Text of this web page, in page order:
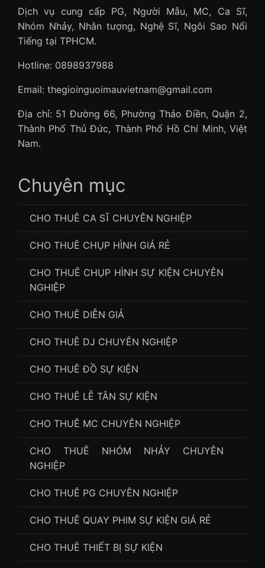
Dịch vụ cung cấp PG, Người Mẫu, MC, Ca Sĩ,
Nhóm Nhảy, Nhân tượng, Nghệ Sĩ, Ngôi Sao Nổi
Tiếng tại TPHCM.
Hotline: 0898937988
Email: thegioinguoimauvietnam@gmail.com
Địa chỉ: 51 Đường 66, Phường Thảo Điền, Quận 2,
Thành Phố Thủ Đức, Thành Phố Hồ Chí Minh, Việt
Nam.
Chuyên mục
CHO THUÊ CA SĨ CHUYÊN NGHIỆP
CHO THUÊ CHỤP HÌNH GIÁ RẺ
CHO THUÊ CHỤP HÌNH SỰ KIỆN CHUYÊN
NGHIỆP
CHO THUÊ DIỄN GIẢ
CHO THUÊ DJ CHUYÊN NGHIỆP
CHO THUÊ ĐỒ SỰ KIỆN
CHO THUÊ LỄ TÂN SỰ KIỆN
CHO THUÊ MC CHUYÊN NGHIỆP
CHO THUÊ NHÓM NHẢY CHUYÊN
NGHIỆP
CHO THUÊ PG CHUYÊN NGHIỆP
CHO THUÊ QUAY PHIM SỰ KIỆN GIÁ RẺ
CHO THUÊ THIẾT BỊ SỰ KIỆN